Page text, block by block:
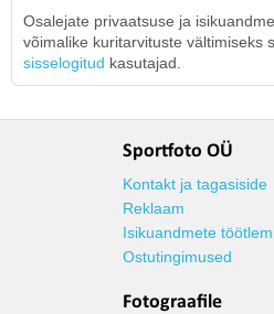
Osalejate privaatsuse ja
võimalike kuritarvituste vältimiseks
sisselogitud kasutajad.
Sportfoto OÜ
Kontakt ja tagasiside
Reklaam
Isikuandmete
Ostutingimused
Fotograafile